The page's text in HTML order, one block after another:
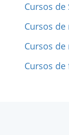
Cursos
Cursos de
Cursos
Cursos